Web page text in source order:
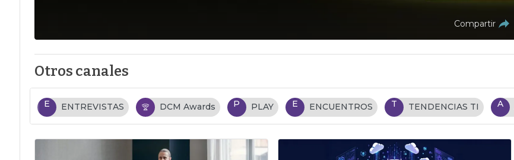
Compartir
Otros canales
E ENTREVISTAS DCM Awards P PLAY E ENCUENTROS T TENDENCIAS TI A